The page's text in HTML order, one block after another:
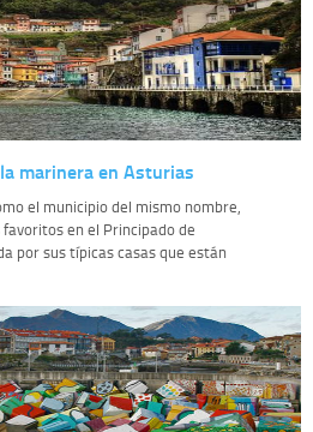
marinera en Asturias
el municipio del mismo nombre,
en el Principado de
por sus típicas casas que están